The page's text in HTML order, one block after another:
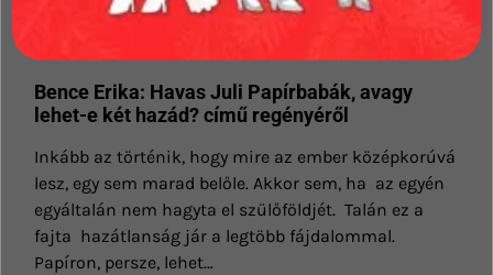
Bence Erika: Havas Juli Papírbabák, avagy
lehet-e két hazád? című regényéről
Inkább az történik, hogy mire az ember középkorúvá
lesz, egy sem marad belőle. Akkor sem, ha az egyén
egyáltalán nem hagyta el szülőföldjét. Talán ez a
fajta hazátlanság jár a legtöbb fájdalommal.
Papíron, persze, lehet…